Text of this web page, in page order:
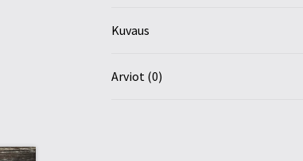
Kuvaus
Arviot (0)